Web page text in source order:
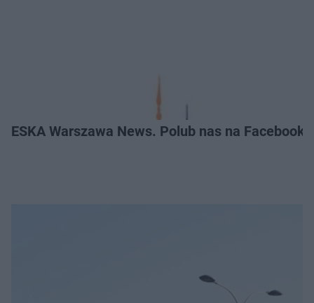
ESKA Warszawa News. Polub nas na